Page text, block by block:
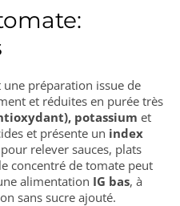
une préparation issue de
et réduites en purée très
potassium et
et présente un index
relever sauces, plats
concentré de tomate peut
alimentation IG bas, à
sans sucre ajouté.